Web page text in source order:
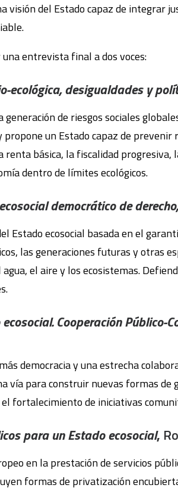
visión del Estado capaz de integrar
entrevista final a dos voces:
ecológica, desigualdades y
generación de riesgos sociales
un Estado capaz de
renta básica, la fiscalidad
dentro de límites ecológicos.
democrático de
Estado ecosocial basada en el
las generaciones futuras y otras
el aire y los ecosistemas.
Cooperación Público-
democracia y una estrecha
vía para construir nuevas formas
fortalecimiento de iniciativas
para un Estado ecosocial,
en la prestación de servicios
formas de privatización